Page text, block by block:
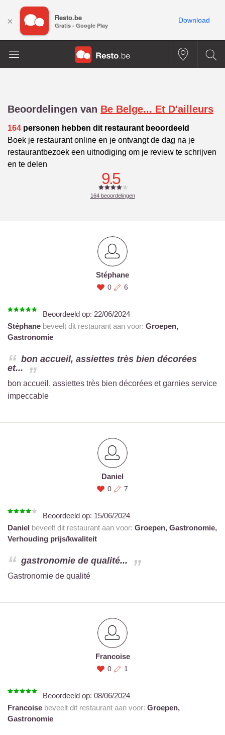
Beoordelingen van Be Belge... Et D'ailleurs
164 personen hebben dit restaurant beoordeeld
Boek je restaurant online en je ontvangt de dag na je
restaurantbezoek een uitnodiging om je review te schrijven
en te delen
9.5
164beoordelingen
Stéphane
0 6
Beoordeeld op: 22/06/2024
Stéphane beveelt dit restaurant aan voor: Groepen,
Gastronomie
bon accueil, assiettes très bien décorées
et...
bon accueil, assiettes très bien décorées et garnies service
impeccable
Daniel
0 7
Beoordeeld op: 15/06/2024
Daniel beveelt dit restaurant aan voor: Groepen, Gastronomie,
Verhouding prijs/kwaliteit
gastronomie de qualité...
Gastronomie de qualité
Francoise
0 1
Beoordeeld op: 08/06/2024
Francoise beveelt dit restaurant aan voor: Groepen,
Gastronomie
× Resto.be
Gratis - Google Play
Download